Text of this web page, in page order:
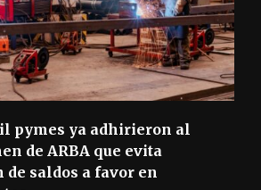
pymes ya adhirieron al
de ARBA que evita
de saldos a favor en